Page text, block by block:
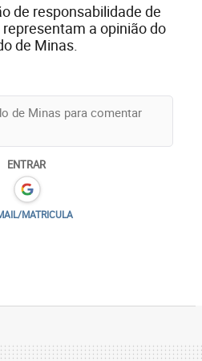
de responsabilidade de
a opinião do
de Minas.
ENTRAR
MATRICULA